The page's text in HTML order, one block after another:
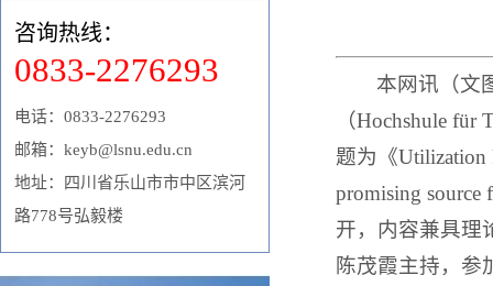
咨询热线：
0833-2276293
电话：0833-2276293
邮箱：keyb@lsnu.edu.cn
地址：四川省乐山市市中区滨河
路778号弘毅楼
本网讯（文
（Hochshule
题为《Utilization
promising
开，内容兼具理
陈茂霞主持，参